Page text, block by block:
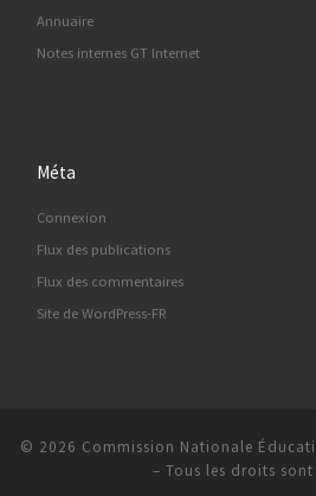
Annuaire
Notes internes GT Internet
Méta
Connexion
Flux des publications
Flux des commentaires
Site de WordPress-FR
© 2026 Commission Nationale
– Tous les droits sont